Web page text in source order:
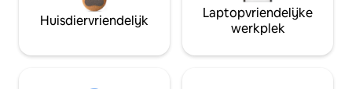
Huisdiervriendelijk
Laptopvriendelijke
werkplek